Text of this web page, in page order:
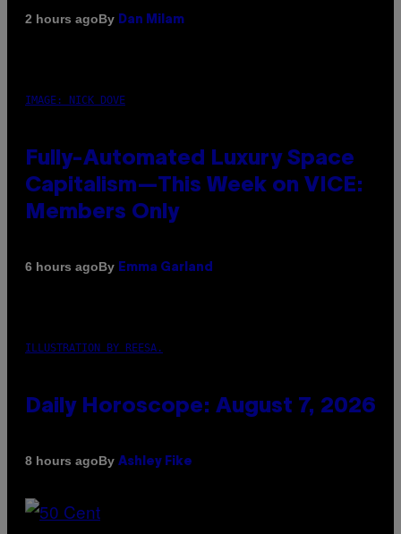
2 hours agoBy Dan Milam
IMAGE: NICK DOVE
Fully-Automated Luxury Space
Capitalism—This Week on VICE:
Members Only
6 hours agoBy Emma Garland
ILLUSTRATION BY REESA.
Daily Horoscope: August 7, 2026
8 hours agoBy Ashley Fike